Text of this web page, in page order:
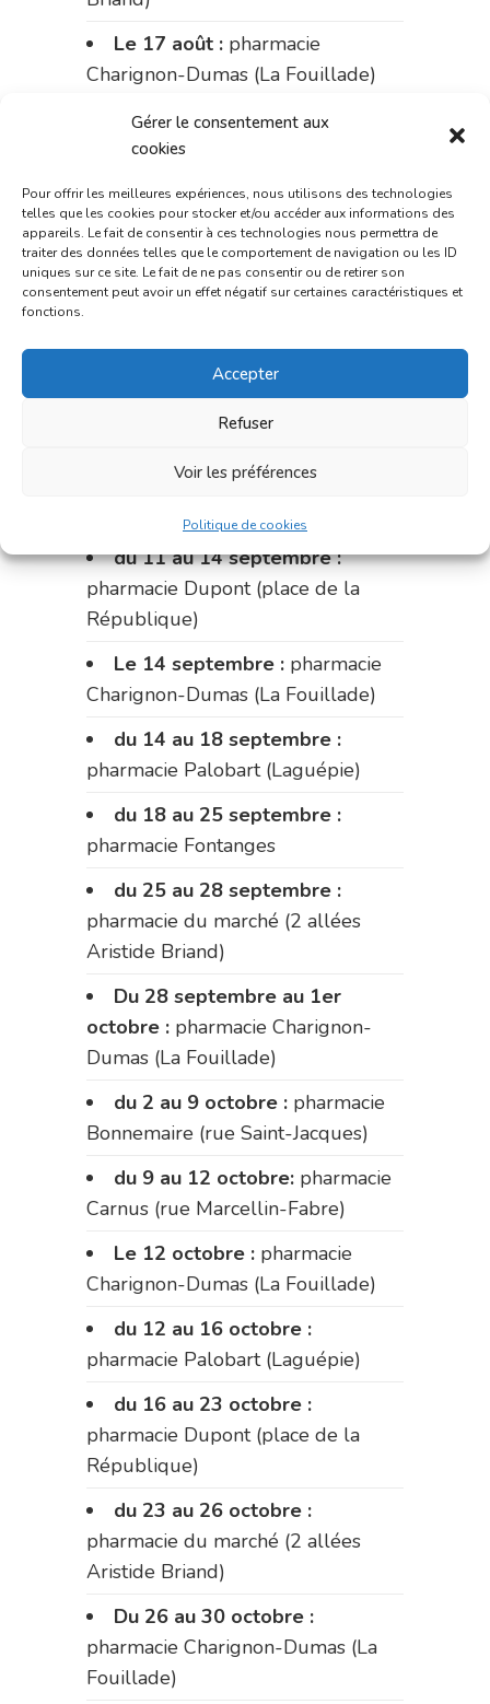
Gérer le consentement aux
cookies
Pour offrir les meilleures expériences, nous utilisons des technologies
telles que les cookies pour stocker et/ou accéder aux informations des
appareils. Le fait de consentir à ces technologies nous permettra de
traiter des données telles que le comportement de navigation ou les ID
uniques sur ce site. Le fait de ne pas consentir ou de retirer son
consentement peut avoir un effet négatif sur certaines caractéristiques et
fonctions.
Accepter
Refuser
Voir les préférences
Politique de cookies
Le 17 août : pharmacie
Charignon-Dumas (La Fouillade)
du 17 au 21 août :pharmacie
Palobart (Laguépie)
du 21 au 28 août :pharmacie
Dupont (place de la République)
du 28 au 31 août :pharmacie
Bonnemaire (rue Saint-Jacques)
Du 31 août au 4 septembre :
pharmacie Charignon-Dumas (La
Fouillade)
pharmacie Carnus (rue Marcellin-
du 11 au 14 septembre :
pharmacie Dupont (place de la
République)
Le 14 septembre : pharmacie
Charignon-Dumas (La Fouillade)
du 14 au 18 septembre :
pharmacie Palobart (Laguépie)
du 18 au 25 septembre :
pharmacie Fontanges
du 25 au 28 septembre :
pharmacie du marché (2 allées
Aristide Briand)
Du 28 septembre au 1er
octobre : pharmacie Charignon-
Dumas (La Fouillade)
du 2 au 9 octobre : pharmacie
Bonnemaire (rue Saint-Jacques)
du 9 au 12 octobre: pharmacie
Carnus (rue Marcellin-Fabre)
Le 12 octobre : pharmacie
Charignon-Dumas (La Fouillade)
du 12 au 16 octobre :
pharmacie Palobart (Laguépie)
du 16 au 23 octobre :
pharmacie Dupont (place de la
République)
du 23 au 26 octobre :
pharmacie du marché (2 allées
Aristide Briand)
Du 26 au 30 octobre :
pharmacie Charignon-Dumas (La
Fouillade)